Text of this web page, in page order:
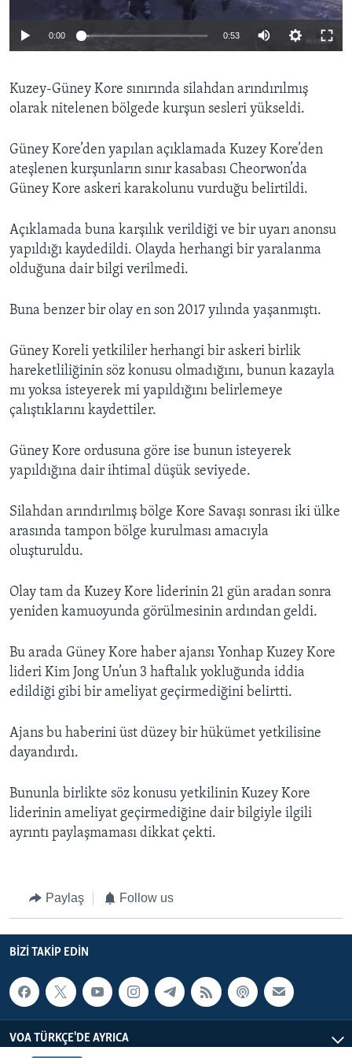
Diller
0:00 0:53
Kuzey-Güney Kore sınırında silahdan arındırılmış
olarak nitelenen bölgede kurşun sesleri yükseldi.
Güney Kore’den yapılan açıklamada Kuzey Kore’den
ateşlenen kurşunların sınır kasabası Cheorwon’da
Güney Kore askeri karakolunu vurduğu belirtildi.
Açıklamada buna karşılık verildiği ve bir uyarı anonsu
yapıldığı kaydedildi. Olayda herhangi bir yaralanma
olduğuna dair bilgi verilmedi.
Buna benzer bir olay en son 2017 yılında yaşanmıştı.
Güney Koreli yetkililer herhangi bir askeri birlik
hareketliliğinin söz konusu olmadığını, bunun kazayla
mı yoksa isteyerek mi yapıldığını belirlemeye
çalıştıklarını kaydettiler.
Güney Kore ordusuna göre ise bunun isteyerek
yapıldığına dair ihtimal düşük seviyede.
Silahdan arındırılmış bölge Kore Savaşı sonrası iki ülke
arasında tampon bölge kurulması amacıyla
oluşturuldu.
Olay tam da Kuzey Kore liderinin 21 gün aradan sonra
yeniden kamuoyunda görülmesinin ardından geldi.
Bu arada Güney Kore haber ajansı Yonhap Kuzey Kore
lideri Kim Jong Un’un 3 haftalık yokluğunda iddia
edildiği gibi bir ameliyat geçirmediğini belirtti.
Ajans bu haberini üst düzey bir hükümet yetkilisine
dayandırdı.
Bununla birlikte söz konusu yetkilinin Kuzey Kore
liderinin ameliyat geçirmediğine dair bilgiyle ilgili
ayrıntı paylaşmaması dikkat çekti.
Paylaş Follow us
BIZI TAKIP EDIN
VOA TÜRKÇE'DE AYRICA